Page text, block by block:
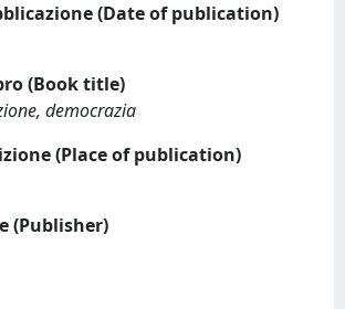
(Date of publication)
(Book title)
democrazia
(Place of publication)
(Publisher)